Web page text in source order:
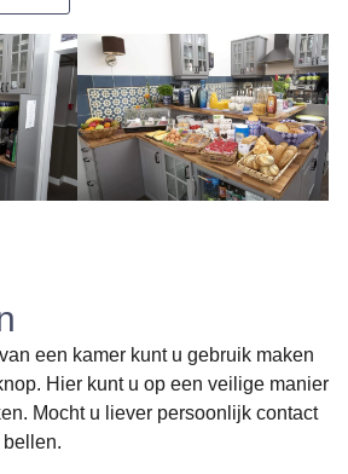
een kamer kunt u gebruik maken
Hier kunt u op een veilige manier
Mocht u liever persoonlijk contact